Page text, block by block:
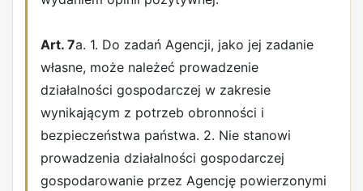
Art. 7a. 1. Do zadań Agencji, jako jej zadanie
własne, może należeć prowadzenie
działalności gospodarczej w zakresie
wynikającym z potrzeb obronności i
bezpieczeństwa państwa. 2. Nie stanowi
prowadzenia działalności gospodarczej
gospodarowanie przez Agencję powierzonymi